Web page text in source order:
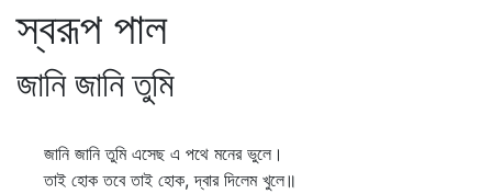
স্বরূপ পাল
জানি জানি তুমি
জানি জানি তুমি এসেছ এ পথে মনের ভুলে।
তাই হোক তবে তাই হোক, দ্বার দিলেম খুলে॥